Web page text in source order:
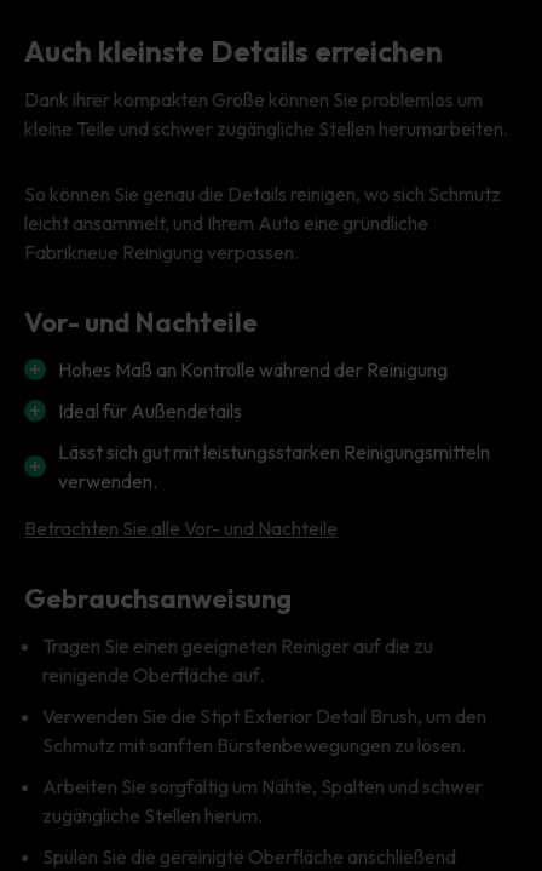
Auch kleinste Details erreichen
Dank ihrer kompakten Größe können Sie problemlos um
kleine Teile und schwer zugängliche Stellen herumarbeiten.
So können Sie genau die Details reinigen, wo sich Schmutz
leicht ansammelt, und Ihrem Auto eine gründliche
Fabrikneue Reinigung verpassen.
Vor- und Nachteile
Hohes Maß an Kontrolle während der Reinigung
Ideal für Außendetails
Lässt sich gut mit leistungsstarken Reinigungsmitteln
verwenden.
Betrachten Sie alle Vor- und Nachteile
Gebrauchsanweisung
Tragen Sie einen geeigneten Reiniger auf die zu
reinigende Oberfläche auf.
Verwenden Sie die Stipt Exterior Detail Brush, um den
Schmutz mit sanften Bürstenbewegungen zu lösen.
Arbeiten Sie sorgfältig um Nähte, Spalten und schwer
zugängliche Stellen herum.
Spülen Sie die gereinigte Oberfläche anschließend